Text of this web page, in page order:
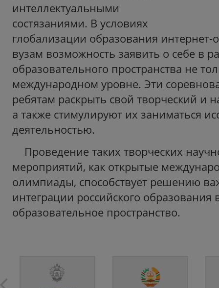
интеллектуальными
состязаниями. В условиях
глобализации образования
вузам возможность заявить о себе в
образовательного пространства не
международном уровне. Эти
ребятам раскрыть свой творческий и
а также стимулируют их заниматься
деятельностью.
Проведение таких творческих
мероприятий, как открытые
олимпиады, способствует решению
интеграции российского образования
образовательное пространство.